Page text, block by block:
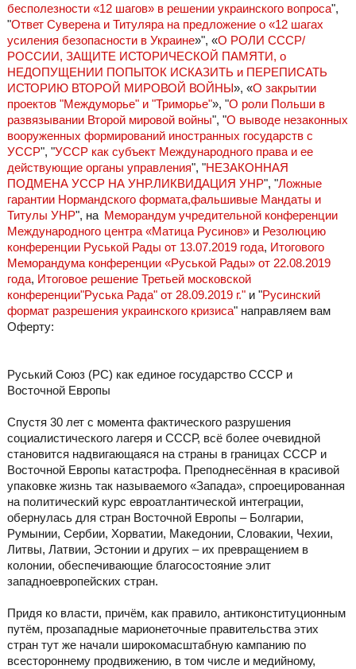
бесполезности «12 шагов» в решении украинского вопроса",
"Ответ Суверена и Титуляра на предложение о «12 шагах
усиления безопасности в Украине»", «О РОЛИ СССР/
РОССИИ, ЗАЩИТЕ ИСТОРИЧЕСКОЙ ПАМЯТИ, о
НЕДОПУЩЕНИИ ПОПЫТОК ИСКАЗИТЬ и ПЕРЕПИСАТЬ
ИСТОРИЮ ВТОРОЙ МИРОВОЙ ВОЙНЫ», «О закрытии
проектов "Междуморье" и "Триморье"», "О роли Польши в
развязывании Второй мировой войны", "О выводе незаконных
вооруженных формирований иностранных государств с
УССР", "УССР как субъект Международного права и ее
действующие органы управления", "НЕЗАКОННАЯ
ПОДМЕНА УССР НА УНР.ЛИКВИДАЦИЯ УНР", "Ложные
гарантии Нормандского формата,фальшивые Мандаты и
Титулы УНР", на Меморандум учредительной конференции
Международного центра «Матица Русинов»и Резолюцию
конференции Руськой Рады от 13.07.2019 года, Итогового
Меморандума конференции «Руськой Рады» от 22.08.2019
года, Итоговое решение Третьей московской
конференции"Руська Рада" от 28.09.2019 г."и "Русинский
формат разрешения украинского кризиса" направляем вам
Оферту:
Руський Союз (РС) как единое государство СССР и
Восточной Европы
Спустя 30 лет с момента фактического разрушения
социалистического лагеря и СССР, всё более очевидной
становится надвигающаяся на страны в границах СССР и
Восточной Европы катастрофа. Преподнесённая в красивой
упаковке жизнь так называемого «Запада», спроецированная
на политический курс евроатлантической интеграции,
обернулась для стран Восточной Европы – Болгарии,
Румынии, Сербии, Хорватии, Македонии, Словакии, Чехии,
Литвы, Латвии, Эстонии и других – их превращением в
колонии, обеспечивающие благосостояние элит
западноевропейских стран.
Придя ко власти, причём, как правило, антиконституционным
путём, прозападные марионеточные правительства этих
стран тут же начали широкомасштабную кампанию по
всестороннему продвижению, в том числе и медийному,